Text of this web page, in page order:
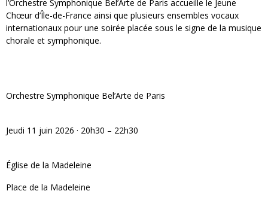
l’Orchestre Symphonique Bel’Arte de Paris accueille le Jeune
Chœur d’Île-de-France ainsi que plusieurs ensembles vocaux
internationaux pour une soirée placée sous le signe de la musique
chorale et symphonique.
Orchestre Symphonique Bel’Arte de Paris
Jeudi 11 juin 2026 · 20h30 – 22h30
Église de la Madeleine
Place de la Madeleine